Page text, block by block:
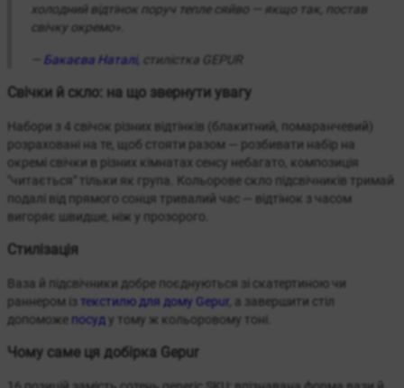
холодний відтінок поруч тепле сяйво — якщо так, постав
свічку окремо».
Бакаєва Наталі , стилістка GEPUR
Свічки й скло: на що звернути увагу
Набори з 4 свічок різних відтінків (блакитний, помаранчевий)
розраховані на те, щоб стояти разом — розбивати набір на
окремі свічки в різних кімнатах сенсу небагато, композиція
"читається" тільки як група. Кольорове скло підсвічників тримай
подалі від прямого сонця тривалий час — відтінок з часом
вигоряє швидше, ніж у прозорого.
Стилізація
Ваза й підсвічники добре поєднуються зі скатертиною чи
раннером із текстилю для дому Gepur , а завершити стіл
допоможе посуд у тому ж кольоровому тоні.
Чому саме ця добірка Gepur